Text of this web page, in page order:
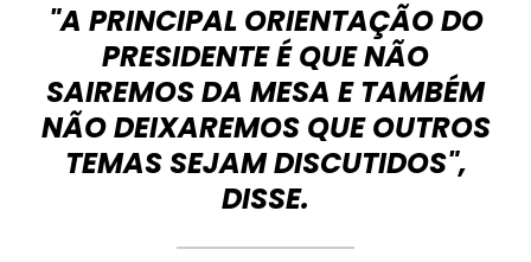
"A PRINCIPAL ORIENTAÇÃO DO
PRESIDENTE É QUE NÃO
SAIREMOS DA MESA E TAMBÉM
NÃO DEIXAREMOS QUE OUTROS
TEMAS SEJAM DISCUTIDOS",
DISSE.